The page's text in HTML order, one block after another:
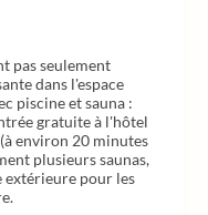
pas seulement
dans l'espace
piscine et sauna :
gratuite à l'hôtel
environ 20 minutes
plusieurs saunas,
extérieure pour les